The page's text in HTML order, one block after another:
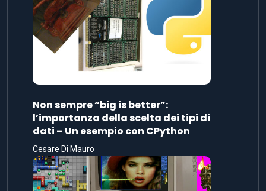
Non sempre “big is better”:
l’importanza della scelta dei tipi di
dati – Un esempio con CPython
Cesare Di Mauro